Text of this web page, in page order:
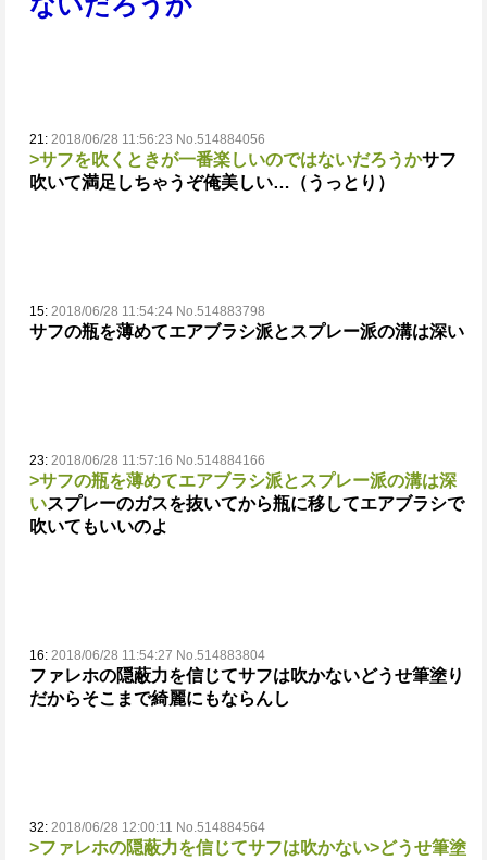
21: 2018/06/28 11:56:23 No.514884056
>サフを吹くときが一番楽しいのではないだろうかサフ
吹いて満足しちゃうぞ俺美しい…（うっとり）
15: 2018/06/28 11:54:24 No.514883798
サフの瓶を薄めてエアブラシ派とスプレー派の溝は深い
23: 2018/06/28 11:57:16 No.514884166
>サフの瓶を薄めてエアブラシ派とスプレー派の溝は深
いスプレーのガスを抜いてから瓶に移してエアブラシで
吹いてもいいのよ
16: 2018/06/28 11:54:27 No.514883804
ファレホの隠蔽力を信じてサフは吹かないどうせ筆塗り
だからそこまで綺麗にもならんし
32: 2018/06/28 12:00:11 No.514884564
>ファレホの隠蔽力を信じてサフは吹かない>どうせ筆塗